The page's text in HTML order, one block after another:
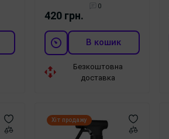
0
420 грн.
В кошик
Безкоштовна
доставка
Хіт продажу